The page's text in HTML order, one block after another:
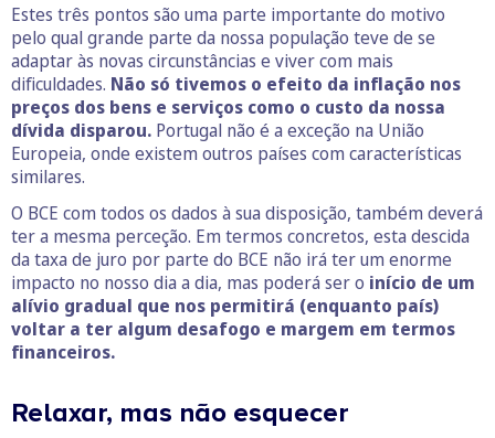
Estes três pontos são uma parte importante do motivo
pelo qual grande parte da nossa população teve de se
adaptar às novas circunstâncias e viver com mais
dificuldades. Não só tivemos o efeito da inflação nos
preços dos bens e serviços como o custo da nossa
dívida disparou. Portugal não é a exceção na União
Europeia, onde existem outros países com características
similares.
O BCE com todos os dados à sua disposição, também deverá
ter a mesma perceção. Em termos concretos, esta descida
da taxa de juro por parte do BCE não irá ter um enorme
impacto no nosso dia a dia, mas poderá ser o início de um
alívio gradual que nos permitirá (enquanto país)
voltar a ter algum desafogo e margem em termos
financeiros.
Relaxar, mas não esquecer